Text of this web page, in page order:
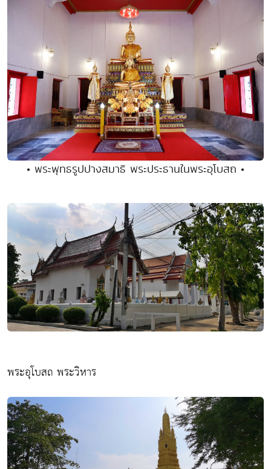
• พระพุทธรูปปางสมาธิ พระประธานในพระอุโบสถ •
พระอุโบสถ พระวิหาร